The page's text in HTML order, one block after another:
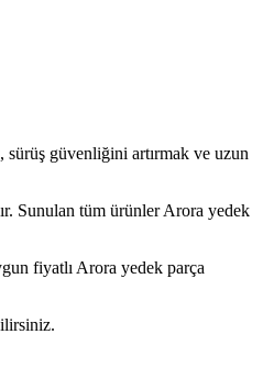
güvenliğini artırmak ve uzun
Sunulan tüm ürünler Arora yedek
fiyatlı Arora yedek parça